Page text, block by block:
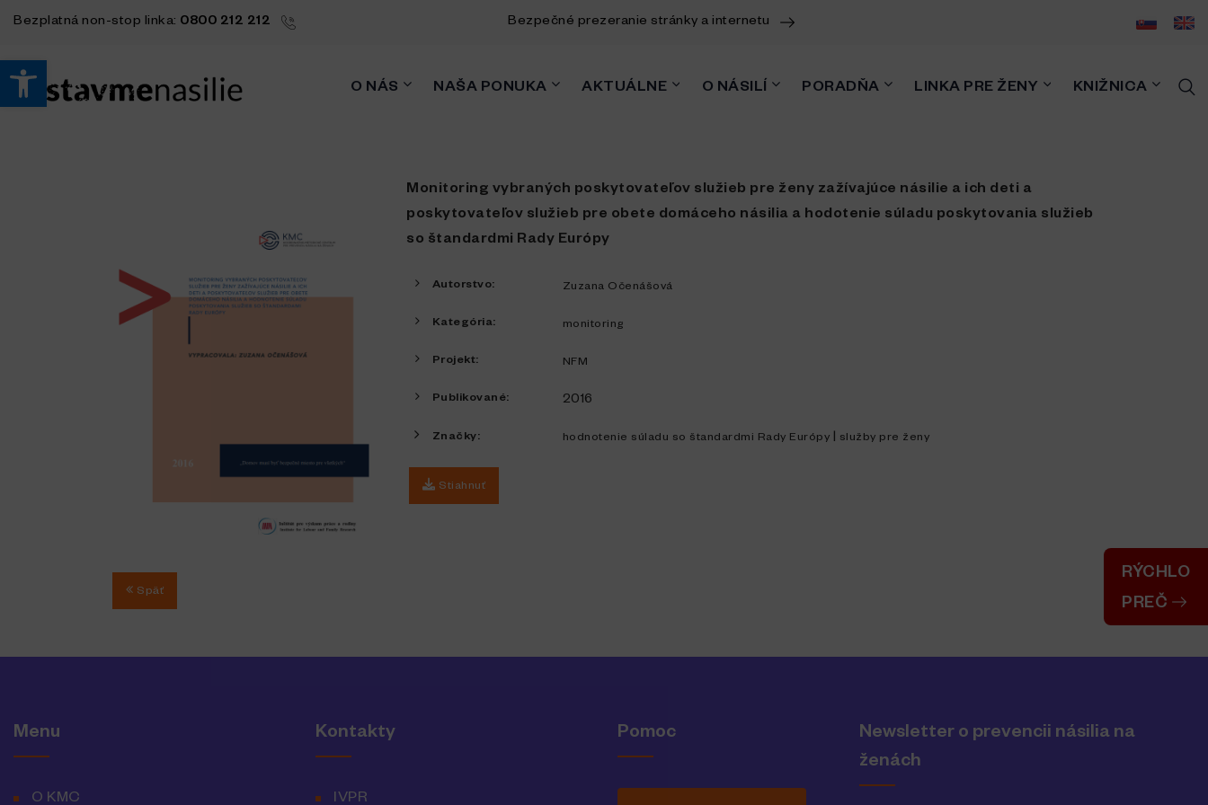
Open toolbar
Bezplatná non-stop linka: 0800 212 212 Bezpečné prezeranie stránky a internetu
RÝCHLO
PREČ
O NÁS NAŠA PONUKA AKTUÁLNE O NÁSILÍ PORADŇA LINKA PRE ŽENY KNIŽNICA
Monitoring vybraných poskytovateľov služieb pre ženy zažívajúce násilie a ich deti a
poskytovateľov služieb pre obete domáceho násilia a hodotenie súladu poskytovania služieb
so štandardmi Rady Európy
Autorstvo: Zuzana Očenášová
Kategória: monitoring
Projekt: NFM
Publikované: 2016
Značky: hodnotenie súladu so štandardmi Rady Európy | služby pre ženy
Stiahnuť
Späť
Menu
O KMC
Kontakty
IVPR
Pomoc
Newsletter o prevencii násilia na
ženách